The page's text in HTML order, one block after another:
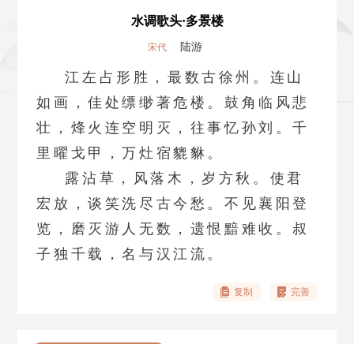
水调歌头·多景楼
宋代 陆游
江左占形胜，最数古徐州。连山
如画，佳处缥缈著危楼。鼓角临风悲
壮，烽火连空明灭，往事忆孙刘。千
里曜戈甲，万灶宿貔貅。
露沾草，风落木，岁方秋。使君
宏放，谈笑洗尽古今愁。不见襄阳登
览，磨灭游人无数，遗恨黯难收。叔
子独千载，名与汉江流。
复制 完善